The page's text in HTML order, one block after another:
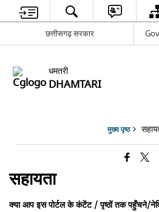
छत्तीसगढ़ सरकार
धमतरी
DHAMTARI
मुख्य पृष्ठ
सहायता
क्या आप इस पोर्टल के कंटेंट / पृष्ठों तक पहुँचने/